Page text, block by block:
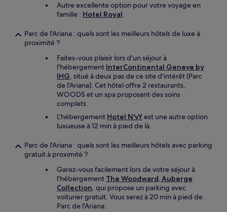
Autre excellente option pour votre voyage en
famille : Hotel Royal.
Parc de l'Ariana : quels sont les meilleurs hôtels de luxe à
proximité ?
Faites-vous plaisir lors d'un séjour à
l'hébergement InterContinental Geneve by
IHG, situé à deux pas de ce site d'intérêt (Parc
de l'Ariana). Cet hôtel offre 2 restaurants,
WOODS et un spa proposant des soins
complets.
L'hébergement Hotel N'vYest une autre option
luxueuse à 12 min à pied de là.
Parc de l'Ariana : quels sont les meilleurs hôtels avec parking
gratuit à proximité ?
Garez-vous facilement lors de votre séjour à
l'hébergement The Woodward, Auberge
Collection, qui propose un parking avec
voiturier gratuit. Vous serez à 20 min à pied de
Parc de l'Ariana.